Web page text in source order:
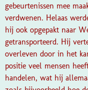
gebeurtenissen mee
verdwenen. Helaas
hij ook opgepakt naar
getransporteerd. Hij
overleven door in het
positie veel mensen
handelen, wat hij